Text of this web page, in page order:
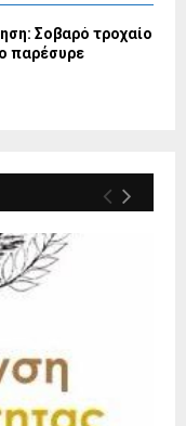
Σοβαρό τροχαίο
παρέσυρε